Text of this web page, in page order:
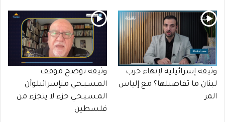
وثيقة إسرائيلية لإنهاء حرب
لبنان ما تفاصيلها؟ مع إلياس
المر
وثيقة توضح موقف
المـسـيـحـي منإسرائيلوأن
المـسـيـحـي جزء لا يتجزء من
فلسطين